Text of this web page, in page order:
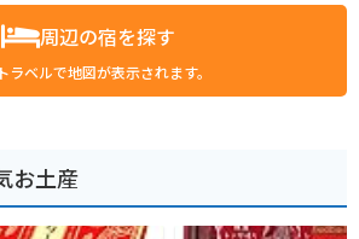
周辺の宿を探す
ラベルで地図が表示されます。
お土産